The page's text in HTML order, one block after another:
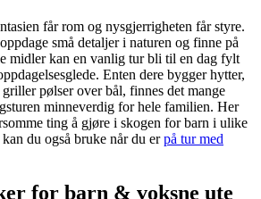
får rom og nysgjerrigheten får styre.
små detaljer i naturen og finne på
midler kan en vanlig tur bli til en dag fylt
Enten dere bygger hytter,
pølser over bål, finnes det mange
minneverdig for hele familien. Her
ting å gjøre i skogen for barn i ulike
du også bruke når du erpå tur med
for barn & voksne ute